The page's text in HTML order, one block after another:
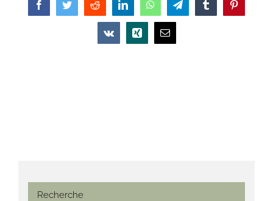
FacebookTwitterReddit LinkedInWhatsAppTelegramTumblrPinterest
Vk Xing Email
Recherche